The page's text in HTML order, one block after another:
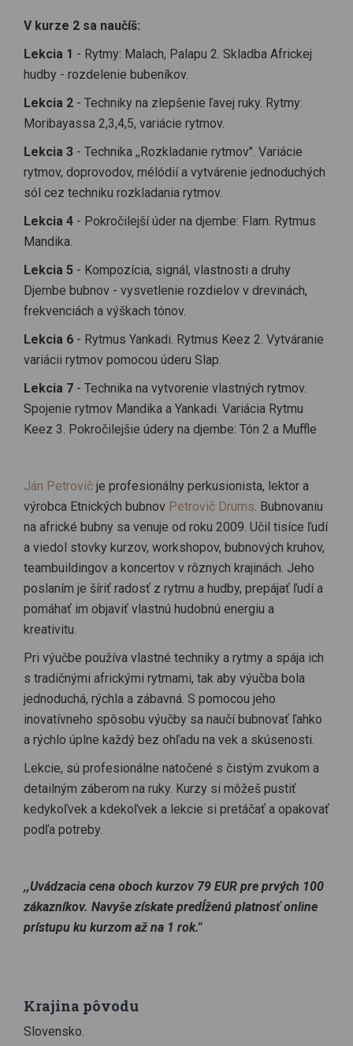
V kurze 2 sa naučíš:
Lekcia 1 - Rytmy: Malach, Palapu 2. Skladba Africkej
hudby - rozdelenie bubeníkov.
Lekcia 2 - Techniky na zlepšenie ľavej ruky. Rytmy:
Moribayassa 2,3,4,5, variácie rytmov.
Lekcia 3 - Technika ,,Rozkladanie rytmov". Variácie
rytmov, doprovodov, mélódií a vytvárenie jednoduchých
sól cez techniku rozkladania rytmov.
Lekcia 4 - Pokročilejší úder na djembe: Flam. Rytmus
Mandika.
Lekcia 5 - Kompozícia, signál, vlastnosti a druhy
Djembe bubnov - vysvetlenie rozdielov v drevinách,
frekvenciách a výškach tónov.
Lekcia 6 - Rytmus Yankadi. Rytmus Keez 2. Vytváranie
variácii rytmov pomocou úderu Slap.
Lekcia 7 - Technika na vytvorenie vlastných rytmov.
Spojenie rytmov Mandika a Yankadi. Variácia Rytmu
Keez 3. Pokročilejšie údery na djembe: Tón 2 a Muffle
Ján Petrovič je profesionálny perkusionista, lektor a
výrobca Etnických bubnov Petrovič Drums. Bubnovaniu
na africké bubny sa venuje od roku 2009. Učil tisíce ľudí
a viedol stovky kurzov, workshopov, bubnových kruhov,
teambuildingov a koncertov v rôznych krajinách. Jeho
poslaním je šíriť radosť z rytmu a hudby, prepájať ľudí a
pomáhať im objaviť vlastnú hudobnú energiu a
kreativitu.
Pri výučbe používa vlastné techniky a rytmy a spája ich
s tradičnými africkými rytmami, tak aby výučba bola
jednoduchá, rýchla a zábavná. S pomocou jeho
inovatívneho spôsobu výučby sa naučí bubnovať ľahko
a rýchlo úplne každý bez ohľadu na vek a skúsenosti.
Lekcie, sú profesionálne natočené s čistým zvukom a
detailným záberom na ruky. Kurzy si môžeš pustiť
kedykoľvek a kdekoľvek a lekcie si pretáčať a opakovať
podľa potreby.
,,Uvádzacia cena oboch kurzov 79 EUR pre prvých 100
zákazníkov. Navyše získate predĺženú platnosť online
prístupu ku kurzom až na 1 rok."
Krajina pôvodu
Slovensko.